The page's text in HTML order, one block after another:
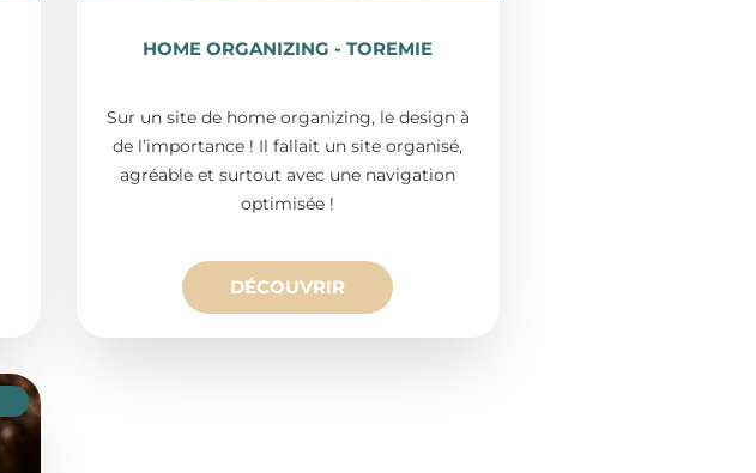
HOME ORGANIZING - TOREMIE
Sur un site de home organizing, le design à
de l’importance ! Il fallait un site organisé,
agréable et surtout avec une navigation
optimisée !
DÉCOUVRIR